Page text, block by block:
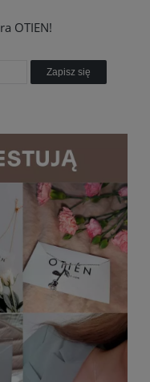
OTIEN!
Zapisz się